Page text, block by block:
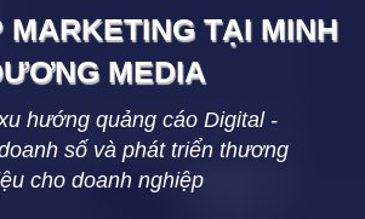
MARKETING TẠI MINH
MEDIA
hướng quảng cáo Digital -
số và phát triển thương
cho doanh nghiệp